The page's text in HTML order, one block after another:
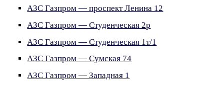
АЗС Газпром — проспект Ленина 12
АЗС Газпром — Студенческая 2р
АЗС Газпром — Студенческая 1т/1
АЗС Газпром — Сумская 74
АЗС Газпром — Западная 1